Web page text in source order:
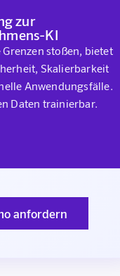
zur
KI
stoßen, bietet
Skalierbarkeit
Anwendungsfälle.
Daten trainierbar.
anfordern